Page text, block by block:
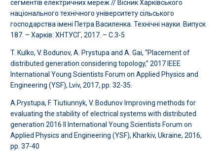
сегментів електричних мереж // Вісник Харківського
національного технічного університету сільського
господарства імені Петра Василенка. Технічні науки. Випуск
187. – Харків: ХНТУСГ, 2017. – С.3-5
T. Kulko, V. Bodunov, A. Prystupa and A. Gai, “Placement of
distributed generation considering topology,” 2017 IEEE
International Young Scientists Forum on Applied Physics and
Engineering (YSF), Lviv, 2017, pp. 32-35.
A.Prystupa, F. Tiutiunnyk, V. Bodunov Improving methods for
evaluating the stability of electrical systems with distributed
generation 2016 II International Young Scientists Forum on
Applied Physics and Engineering (YSF), Kharkiv, Ukraine, 2016,
pp. 37-40